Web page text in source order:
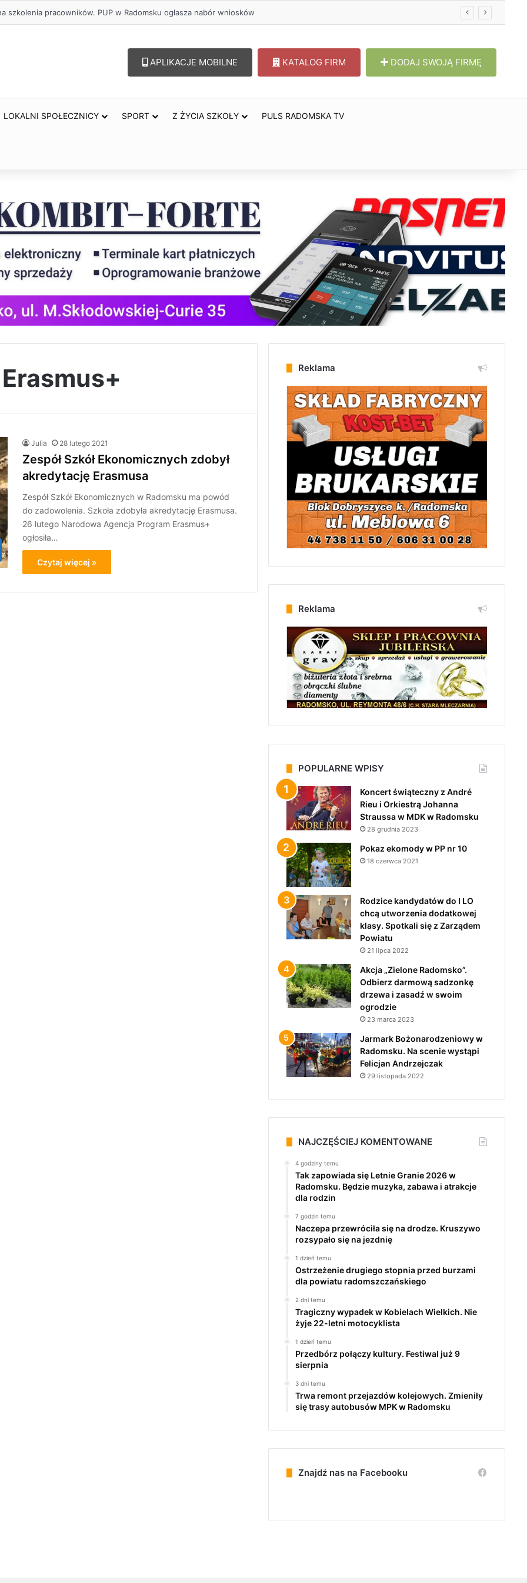
szkolenia pracowników. PUP w Radomsku ogłasza nabór wniosków
APLIKACJE MOBILNE KATALOG FIRM DODAJ SWOJĄ FIRMĘ
LOKALNI SPOŁECZNICY SPORT Z ŻYCIA SZKOŁY PULS RADOMSKA TV
Julia 28 lutego 2021
Zespół Szkół Ekonomicznych zdobył
akredytację Erasmusa
Zespół Szkół Ekonomicznych w Radomsku ma powód
do zadowolenia. Szkoła zdobyła akredytację Erasmusa.
26 lutego Narodowa Agencja Program Erasmus+
ogłosiła…
Czytaj więcej »
Reklama
Reklama
POPULARNE WPISY
Koncert świąteczny z André
Rieu i Orkiestrą Johanna
Straussa w MDK w Radomsku
28 grudnia 2023
Pokaz ekomody w PP nr 10
18 czerwca 2021
Rodzice kandydatów do I LO
chcą utworzenia dodatkowej
klasy. Spotkali się z Zarządem
Powiatu
21 lipca 2022
Akcja „Zielone Radomsko”.
Odbierz darmową sadzonkę
drzewa i zasadź w swoim
ogrodzie
23 marca 2023
Jarmark Bożonarodzeniowy w
Radomsku. Na scenie wystąpi
Felicjan Andrzejczak
29 listopada 2022
NAJCZĘŚCIEJ KOMENTOWANE
4 godziny temu
Tak zapowiada się Letnie Granie 2026 w
Radomsku. Będzie muzyka, zabawa i atrakcje
dla rodzin
7 godzin temu
Naczepa przewróciła się na drodze. Kruszywo
rozsypało się na jezdnię
1 dzień temu
Ostrzeżenie drugiego stopnia przed burzami
dla powiatu radomszczańskiego
2 dni temu
Tragiczny wypadek w Kobielach Wielkich. Nie
żyje 22-letni motocyklista
1 dzień temu
Przedbórz połączy kultury. Festiwal już 9
sierpnia
3 dni temu
Trwa remont przejazdów kolejowych. Zmieniły
się trasy autobusów MPK w Radomsku
Znajdź nas na Facebooku